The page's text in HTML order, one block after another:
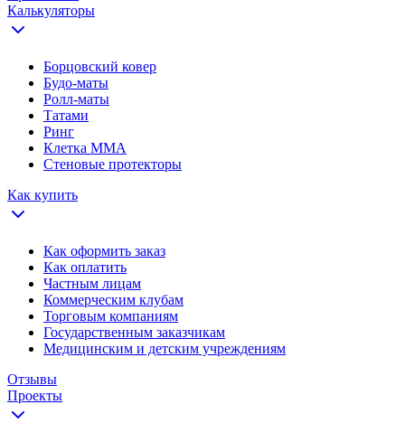
Калькуляторы
Борцовский ковер
Будо-маты
Ролл-маты
Татами
Ринг
Клетка ММА
Стеновые протекторы
Как купить
Как оформить заказ
Как оплатить
Частным лицам
Коммерческим клубам
Торговым компаниям
Государственным заказчикам
Медицинским и детским учреждениям
Отзывы
Проекты